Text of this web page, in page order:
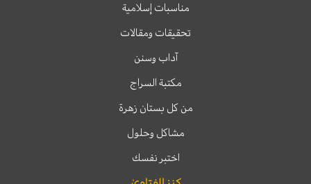
مناسبات إسلامية
تحقيقات ومقالات
آداب وسنن
مكتبة السراج
من كل بستان زهرة
مشاكل وحلول
اختبر نفسك